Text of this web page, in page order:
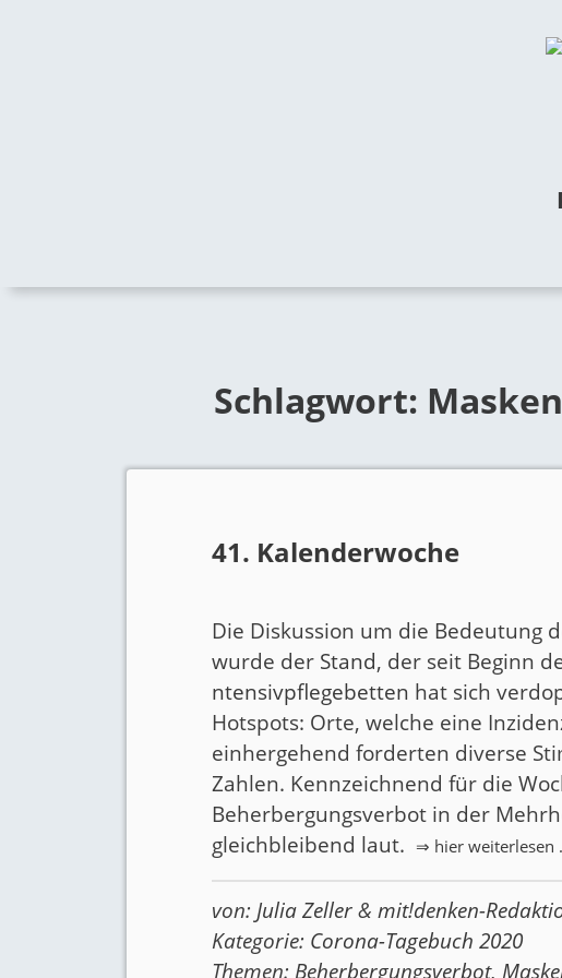
Schlagwort:
41. Kalenderwoche
Die Diskussion um die Bedeutung
wurde der Stand, der seit Beginn
ntensivpflegebetten hat sich
Hotspots: Orte, welche eine
einhergehend forderten diverse
Zahlen. Kennzeichnend für die
Beherbergungsverbot in der
gleichbleibend laut. ⇒ hier weiterlesen
von: Julia Zeller&mit!denken-
Kategorie: Corona-Tagebuch 2020
Themen: Beherbergungsverbot,